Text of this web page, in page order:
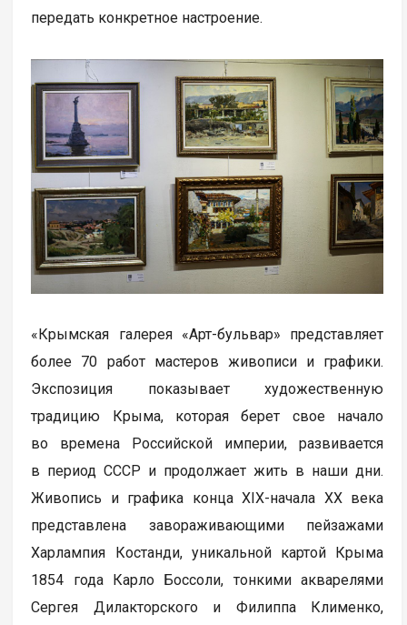
передать конкретное настроение.
«Крымская галерея «Арт-бульвар» представляет
более 70 работ мастеров живописи и графики.
Экспозиция показывает художественную
традицию Крыма, которая берет свое начало
во времена Российской империи, развивается
в период СССР и продолжает жить в наши дни.
Живопись и графика конца XIX-начала XX века
представлена завораживающими пейзажами
Харлампия Костанди, уникальной картой Крыма
1854 года Карло Боссоли, тонкими акварелями
Сергея Дилакторского и Филиппа Клименко,